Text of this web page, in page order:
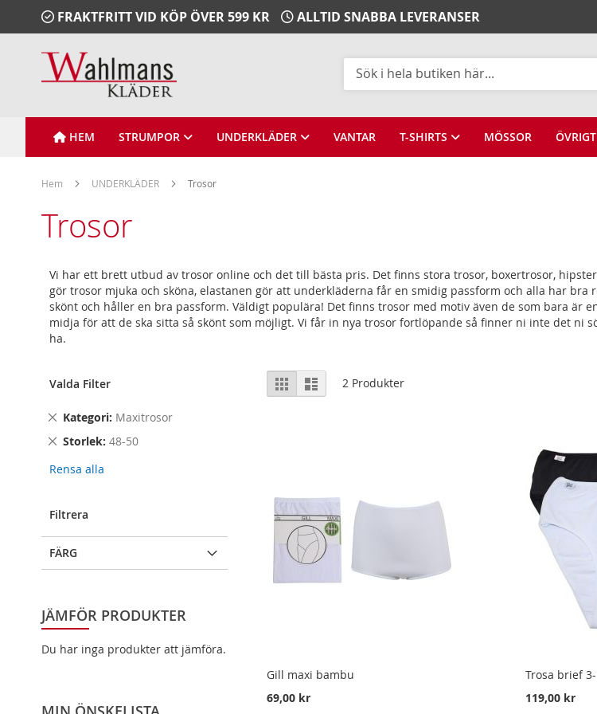
Gå
vidare
Innehåll
FRAKTFRITT VID KÖP ÖVER 599 KR ALLTID SNABBA LEVERANSER
HEM STRUMPOR UNDERKLÄDER VANTAR T-SHIRTS MÖSSOR ÖVRIGT
Hem UNDERKLÄDER Trosor
Trosor
Vi har ett brett utbud av trosor online och det till bästa pris. Det finns stora trosor, boxertrosor,
gör trosor mjuka och sköna, elastanen gör att underkläderna får en smidig passform och alla har
skönt och håller en bra passform. Väldigt populära! Det finns trosor med motiv även de som bara är
midja för att de ska sitta så skönt som möjligt. Vi får in nya trosor fortlöpande så finner ni inte det
ha.
Visa
som
RutnätLista 2 Produkter
Gill maxi bambu
69,00 kr
Trosa brief
119,00 kr
Valda Filter
Kategori Maxitrosor
Remove
Item
Storlek 48-50
Remove
Item
Rensa alla
Filtrera
FÄRG
JÄMFÖR PRODUKTER
Du har inga produkter att jämföra.